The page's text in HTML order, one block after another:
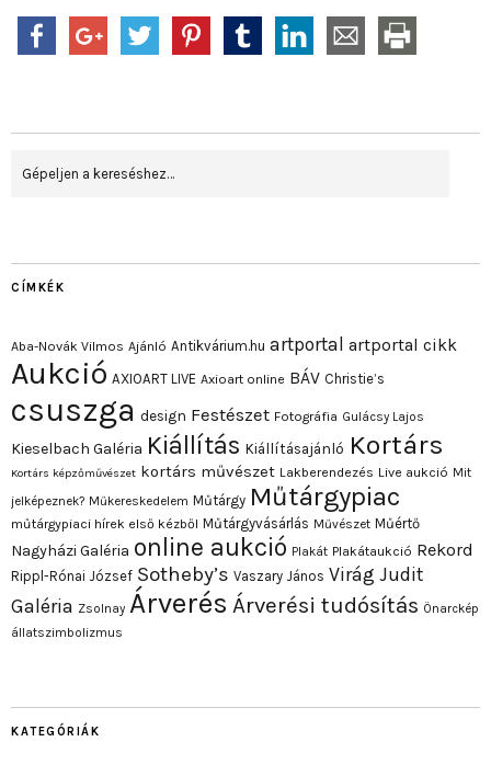
CÍMKÉK
Aba-Novák Vilmos Ajánló Antikvárium.hu artportal artportal cikk
Aukció AXIOART LIVE Axioart online BÁV Christie’s
csuszga design Festészet Fotográfia Gulácsy Lajos
Kieselbach Galéria Kiállítás Kiállításajánló Kortárs
Kortárs képzőművészet kortárs művészet Lakberendezés Live aukció Mit
jelképeznek? Műkereskedelem Műtárgy Műtárgypiac
műtárgypiaci hírek első kézből Műtárgyvásárlás Művészet Műértő
Nagyházi Galéria online aukció Plakát Plakátaukció Rekord
Rippl-Rónai József Sotheby’s Vaszary János Virág Judit
Galéria Zsolnay Árverés Árverési tudósítás Önarckép
állatszimbolizmus
KATEGÓRIÁK